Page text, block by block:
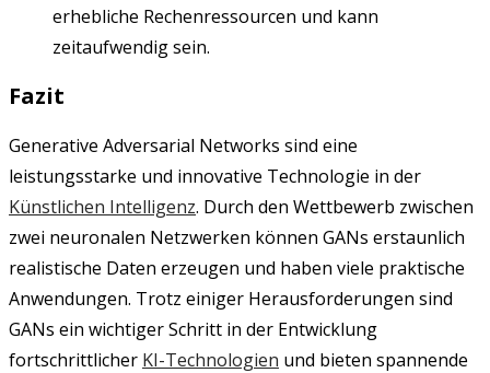
erhebliche Rechenressourcen und kann
zeitaufwendig sein.
Fazit
Generative Adversarial Networks sind eine
leistungsstarke und innovative Technologie in der
Künstlichen Intelligenz. Durch den Wettbewerb zwischen
zwei neuronalen Netzwerken können GANs erstaunlich
realistische Daten erzeugen und haben viele praktische
Anwendungen. Trotz einiger Herausforderungen sind
GANs ein wichtiger Schritt in der Entwicklung
fortschrittlicher KI-Technologien und bieten spannende